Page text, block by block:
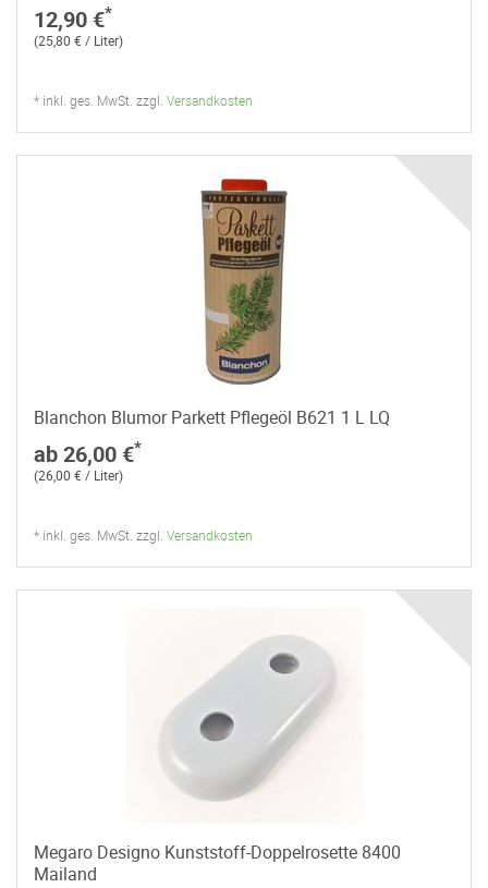
12,90 €*
(25,80 € / Liter)
* inkl. ges. MwSt. zzgl. Versandkosten
Blanchon Blumor Parkett Pflegeöl B621 1 L LQ
ab 26,00 €*
(26,00 € / Liter)
* inkl. ges. MwSt. zzgl. Versandkosten
Megaro Designo Kunststoff-Doppelrosette 8400
Mailand